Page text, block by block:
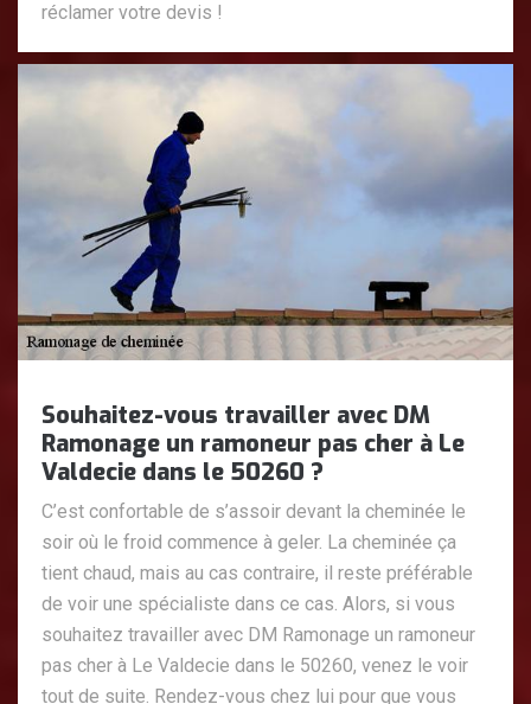
réclamer votre devis !
Souhaitez-vous travailler avec DM
Ramonage un ramoneur pas cher à Le
Valdecie dans le 50260 ?
C’est confortable de s’assoir devant la cheminée le
soir où le froid commence à geler. La cheminée ça
tient chaud, mais au cas contraire, il reste préférable
de voir une spécialiste dans ce cas. Alors, si vous
souhaitez travailler avec DM Ramonage un ramoneur
pas cher à Le Valdecie dans le 50260, venez le voir
tout de suite. Rendez-vous chez lui pour que vous